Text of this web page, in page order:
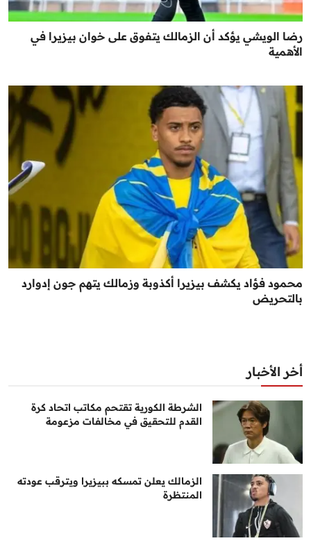
رضا الويشي يؤكد أن الزمالك يتفوق على خوان بيزيرا في
الأهمية
محمود فؤاد يكشف بيزيرا أكذوبة وزمالك يتهم جون إدوارد
بالتحريض
أخر الأخبار
الشرطة الكورية تقتحم مكاتب اتحاد كرة
القدم للتحقيق في مخالفات مزعومة
الزمالك يعلن تمسكه ببيزيرا ويترقب عودته
المنتظرة